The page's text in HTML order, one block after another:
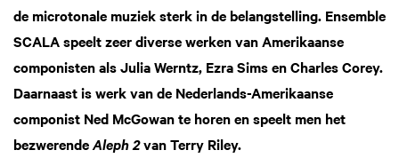
de microtonale muziek sterk in de belangstelling. Ensemble
SCALA speelt zeer diverse werken van Amerikaanse
componisten als Julia Werntz, Ezra Sims en Charles Corey.
Daarnaast is werk van de Nederlands-Amerikaanse
componist Ned McGowan te horen en speelt men het
bezwerende Aleph 2van Terry Riley.